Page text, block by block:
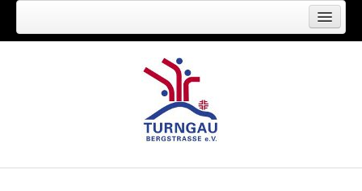
FACHVERBAND FÜR TURNEN, GYMNASTIK,
FREIZEIT- UND GESUNDHEITSSPORT